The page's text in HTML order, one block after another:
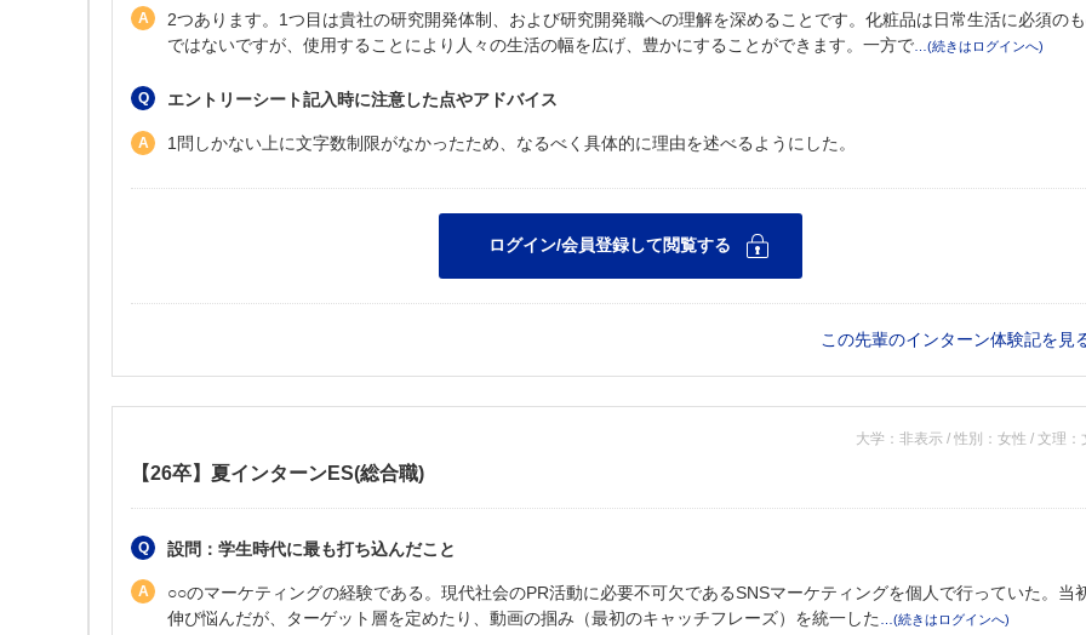
2つあります。1つ目は貴社の研究開発体制、および研究開発職への理解を深めることです。化粧品は日常生活に必須の
ではないですが、使用することにより人々の生活の幅を広げ、豊かにすることができます。一方で
エントリーシート記入時に注意した点やアドバイス
1問しかない上に文字数制限がなかったため、なるべく具体的に理由を述べるようにした。
この先輩のインターン体験記を見
大学：非表示 / 性別：女性 / 文理：
【26卒】夏インターンES(総合職)
設問：学生時代に最も打ち込んだこと
○○のマーケティングの経験である。現代社会のPR活動に必要不可欠であるSNSマーケティングを個人で行っていた。当
伸び悩んだが、ターゲット層を定めたり、動画の掴み（最初のキャッチフレーズ）を統一した